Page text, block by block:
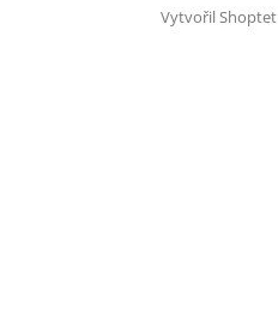
Vytvořil Shoptet